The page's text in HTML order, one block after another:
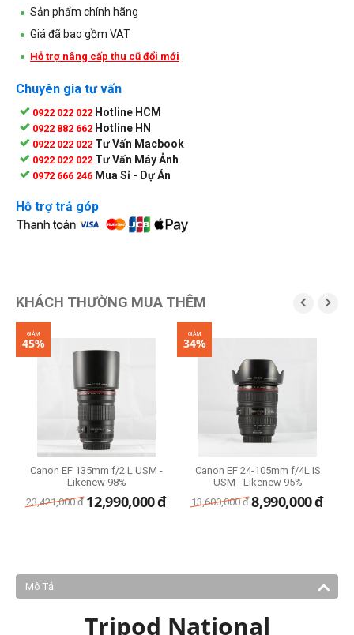
Sản phẩm chính hãng
Giá đã bao gồm VAT
Hỗ trợ nâng cấp thu cũ đổi mới
Chuyên gia tư vấn
0922 022 022 Hotline HCM
0922 882 662 Hotline HN
0922 022 022 Tư Vấn Macbook
0922 022 022 Tư Vấn Máy Ảnh
0972 666 246 Mua Sỉ - Dự Án
Hỗ trợ trả góp
KHÁCH THƯỜNG MUA THÊM  
GIẢM
45%
Canon EF 135mm f/2 L USM -
Likenew 98%
23,421,000 đ 12,990,000đ
GIẢM
34%
Canon EF 24-105mm f/4L IS
USM - Likenew 95%
13,600,000 đ 8,990,000đ
Mô Tả
Tripod National